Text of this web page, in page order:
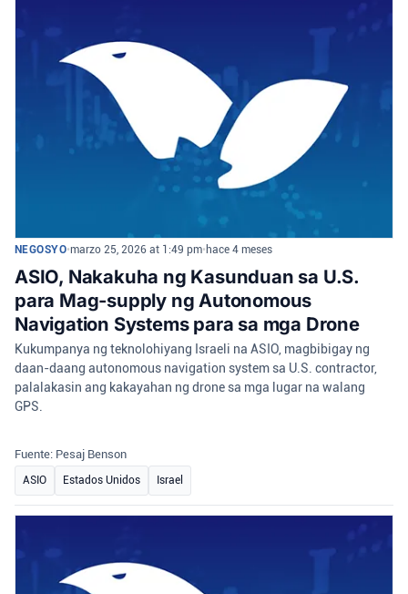
NEGOSYO•marzo 25, 2026 at 1:49 pm• hace 4 meses
ASIO, Nakakuha ng Kasunduan sa U.S.
para Mag-supply ng Autonomous
Navigation Systems para sa mga Drone
Kukumpanya ng teknolohiyang Israeli na ASIO, magbibigay ng
daan-daang autonomous navigation system sa U.S. contractor,
palalakasin ang kakayahan ng drone sa mga lugar na walang
GPS.
Fuente: Pesaj Benson
ASIO Estados Unidos Israel